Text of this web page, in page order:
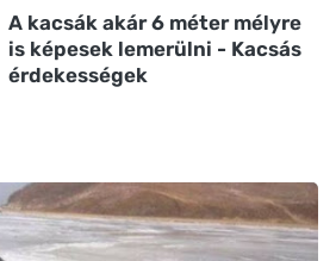
A kacsák akár 6 méter mélyre
is képesek lemerülni - Kacsás
érdekességek